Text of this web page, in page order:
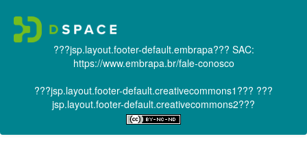
???jsp.layout.footer-default.embrapa??? SAC:
https://www.embrapa.br/fale-conosco
???jsp.layout.footer-default.creativecommons1??? ???
jsp.layout.footer-default.creativecommons2???